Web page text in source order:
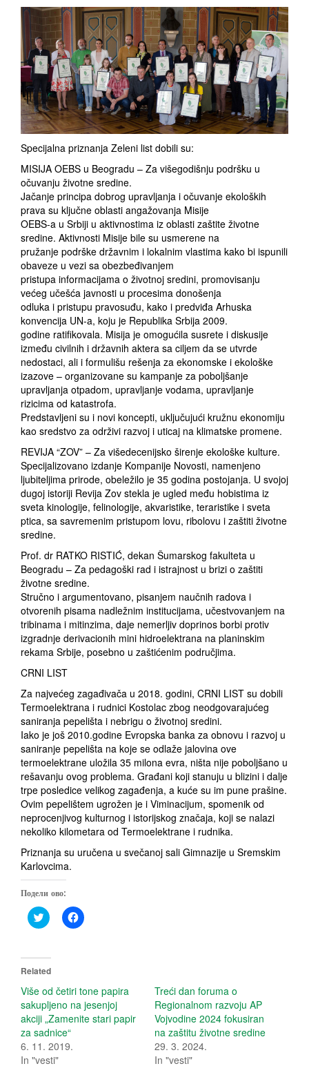
Specijalna priznanja Zeleni list dobili su:
MISIJA OEBS u Beogradu – Za višegodišnju podršku u
očuvanju životne sredine.
Jačanje principa dobrog upravljanja i očuvanje ekoloških
prava su ključne oblasti angažovanja Misije
OEBS-a u Srbiji u aktivnostima iz oblasti zaštite životne
sredine. Aktivnosti Misije bile su usmerene na
pružanje podrške državnim i lokalnim vlastima kako bi ispunili
obaveze u vezi sa obezbeđivanjem
pristupa informacijama o životnoj sredini, promovisanju
većeg učešća javnosti u procesima donošenja
odluka i pristupu pravosuđu, kako i predviđa Arhuska
konvencija UN-a, koju je Republika Srbija 2009.
godine ratifikovala. Misija je omogućila susrete i diskusije
između civilnih i državnih aktera sa ciljem da se utvrde
nedostaci, ali i formulišu rešenja za ekonomske i ekološke
izazove – organizovane su kampanje za poboljšanje
upravljanja otpadom, upravljanje vodama, upravljanje
rizicima od katastrofa.
Predstavljeni su i novi koncepti, uključujući kružnu ekonomiju
kao sredstvo za održivi razvoj i uticaj na klimatske promene.
REVIJA “ZOV” – Za višedecenijsko širenje ekološke kulture.
Specijalizovano izdanje Kompanije Novosti, namenjeno
ljubiteljima prirode, obeležilo je 35 godina postojanja. U svojoj
dugoj istoriji Revija Zov stekla je ugled među hobistima iz
sveta kinologije, felinologije, akvaristike, teraristike i sveta
ptica, sa savremenim pristupom lovu, ribolovu i zaštiti životne
sredine.
Prof. dr RATKO RISTIĆ, dekan Šumarskog fakulteta u
Beogradu – Za pedagoški rad i istrajnost u brizi o zaštiti
životne sredine.
Stručno i argumentovano, pisanjem naučnih radova i
otvorenih pisama nadležnim institucijama, učestvovanjem na
tribinama i mitinzima, daje nemerljiv doprinos borbi protiv
izgradnje derivacionih mini hidroelektrana na planinskim
rekama Srbije, posebno u zaštićenim područjima.
CRNI LIST
Za najvećeg zagađivača u 2018. godini, CRNI LIST su dobili
Termoelektrana i rudnici Kostolac zbog neodgovarajućeg
saniranja pepelišta i nebrigu o životnoj sredini.
Iako je još 2010.godine Evropska banka za obnovu i razvoj u
saniranje pepelišta na koje se odlaže jalovina ove
termoelektrane uložila 35 milona evra, ništa nije poboljšano u
rešavanju ovog problema. Građani koji stanuju u blizini i dalje
trpe posledice velikog zagađenja, a kuće su im pune prašine.
Ovim pepelištem ugrožen je i Viminacijum, spomenik od
neprocenjivog kulturnog i istorijskog značaja, koji se nalazi
nekoliko kilometara od Termoelektrane i rudnika.
Priznanja su uručena u svečanoj sali Gimnazije u Sremskim
Karlovcima.
Подели ово:
C
l
t
o
s
h
a
r
e
o
n
w
i
t
C
l
h
a
r
e
o
Related
Više od četiri tone papira
sakupljeno na jesenjoj
akciji „Zamenite stari papir
za sadnice“
6. 11. 2019.
In "vesti"
Treći dan foruma o
Regionalnom razvoju AP
Vojvodine 2024 fokusiran
na zaštitu životne sredine
29. 3. 2024.
In "vesti"